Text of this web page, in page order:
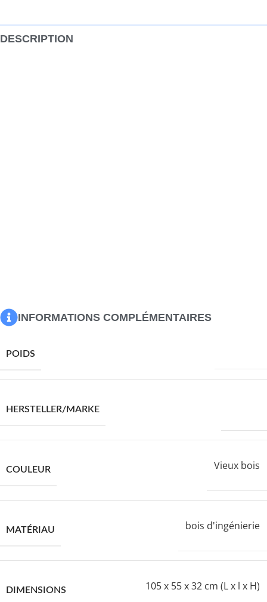
DESCRIPTION
INFORMATIONS COMPLÉMENTAIRES
POIDS
HERSTELLER/MARKE
COULEUR Vieux bois
MATÉRIAU bois d'ingénierie
DIMENSIONS 105 x 55 x 32 cm (L x l x H)